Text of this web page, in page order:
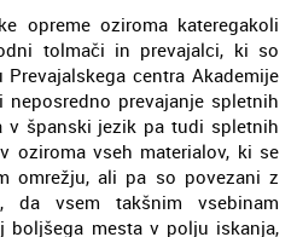
opreme oziroma kateregakoli
tolmači in prevajalci, ki so
centra Akademije
prevajanje spletnih
v španski jezik pa tudi spletnih
oziroma vseh materialov, ki se
omrežju, ali pa so povezani z
da vsem takšnim vsebinam
boljšega mesta v polju iskanja,